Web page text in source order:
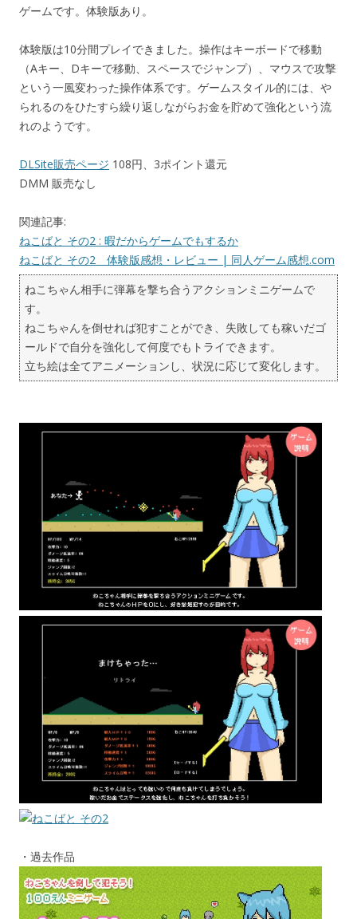
ゲームです。体験版あり。
体験版は10分間プレイできました。操作はキーボードで移動
（Aキー、Dキーで移動、スペースでジャンプ）、マウスで攻撃
という一風変わった操作体系です。ゲームスタイル的には、や
られるのをひたすら繰り返しながらお金を貯めて強化という流
れのようです。
DLSite販売ページ 108円、3ポイント還元
DMM 販売なし
関連記事:
ねこばと その2 : 暇だからゲームでもするか
ねこばと その2 体験版感想・レビュー | 同人ゲーム感想.com
ねこちゃん相手に弾幕を撃ち合うアクションミニゲームで
す。
ねこちゃんを倒せれば犯すことができ、失敗しても稼いだゴ
ールドで自分を強化して何度でもトライできます。
立ち絵は全てアニメーションし、状況に応じて変化します。
・過去作品